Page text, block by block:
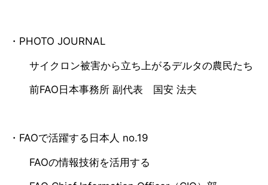
・PHOTO JOURNAL
サイクロン被害から立ち上がるデルタの農民たち
前FAO日本事務所 副代表 国安 法夫
・FAOで活躍する日本人 no.19
FAOの情報技術を活用する